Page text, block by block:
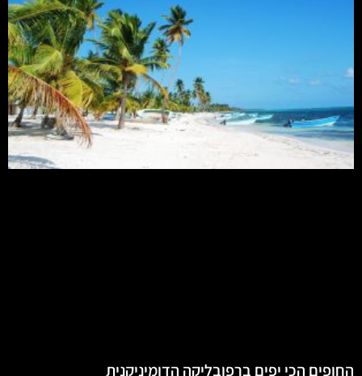
החופים הכי יפים ברפובליקה הדומיניקנית